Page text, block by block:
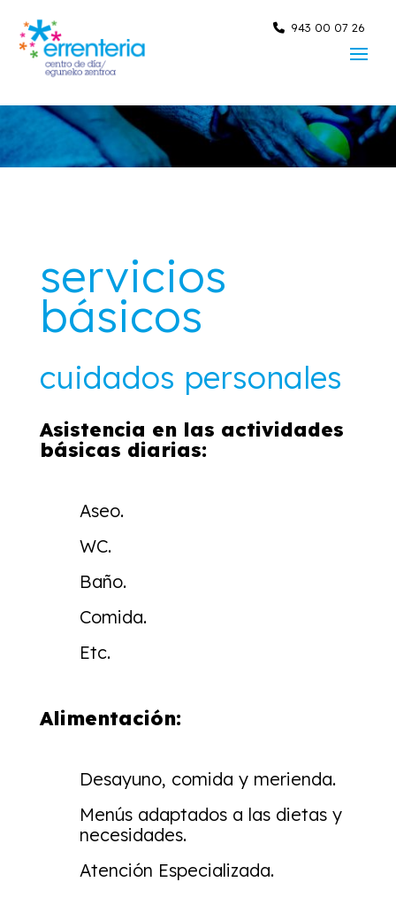
content
943 00 07 26
servicios
básicos
cuidados personales
Asistencia en las actividades
básicas diarias:
Aseo.
WC.
Baño.
Comida.
Etc.
Alimentación:
Desayuno, comida y merienda.
Menús adaptados a las dietas y
necesidades.
Atención Especializada.